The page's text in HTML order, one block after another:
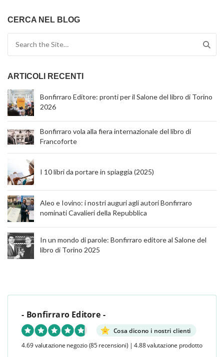
CERCA NEL BLOG
ARTICOLI RECENTI
Bonfirraro Editore: pronti per il Salone del libro di Torino
2026
Bonfirraro vola alla fiera internazionale del libro di
Francoforte
I 10 libri da portare in spiaggia (2025)
Aleo e Iovino: i nostri auguri agli autori Bonfirraro
nominati Cavalieri della Repubblica
In un mondo di parole: Bonfirraro editore al Salone del
libro di Torino 2025
- Bonfirraro Editore -
Cosa dicono i nostri clienti
4.69 valutazione negozio (85 recensioni) | 4.88 valutazione prodotto